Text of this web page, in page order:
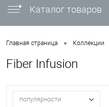
Каталог товаров
Главная страница • Коллекции
Fiber Infusion
популярности